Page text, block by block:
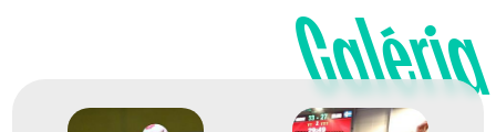
Magyarország
Női kézilabda Európa-
bajnokság
Galéria